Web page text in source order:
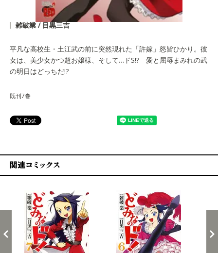
雑破業 / 目黒三吉
平凡な高校生・土江武の前に突然現れた「許嫁」怒皆ひかり。彼
女は、美少女かつ超お嬢様、そして…ドS!? 愛と屈辱まみれの武
の明日はどっちだ!?
既刊7巻